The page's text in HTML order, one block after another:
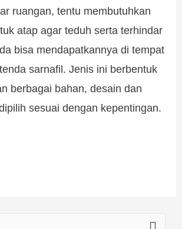
ruangan, tentu membutuhkan
atap agar teduh serta terhindar
bisa mendapatkannya di tempat
sarnafil. Jenis ini berbentuk
berbagai bahan, desain dan
sesuai dengan kepentingan.